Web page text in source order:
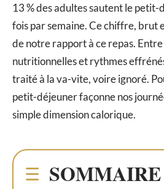
13 % des adultes sautent le petit-
fois par semaine. Ce chiffre, brut
de notre rapport à ce repas.
nutritionnelles et rythmes
traité à la va-vite, voire ignoré.
petit-déjeuner façonne nos
simple dimension calorique.
SOMMAIRE